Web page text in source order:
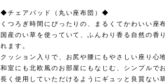
◆チェアパッド（丸い座布団）◆
くつろぎ時間にぴったりの、まるくてかわいい座
国産のい草を使っていて、ふんわり香る自然の香
れます。
クッション入りで、お尻や腰にもやさしい座り心地
和室にも北欧風のお部屋にもなじむ、シンプルで
長く使用していただけるようにギュッと良質ない